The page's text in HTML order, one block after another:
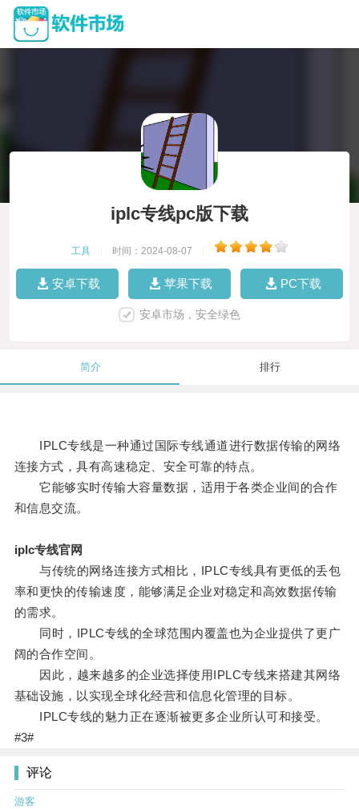
iplc专线pc版下载
工具 时间：2024-08-07
安卓下载 苹果下载 PC下载
安卓市场，安全绿色
简介 排行
IPLC专线是一种通过国际专线通道进行数据传输的网络
连接方式，具有高速稳定、安全可靠的特点。
它能够实时传输大容量数据，适用于各类企业间的合作
和信息交流。
iplc专线官网
与传统的网络连接方式相比，IPLC专线具有更低的丢包
率和更快的传输速度，能够满足企业对稳定和高效数据传输
的需求。
同时，IPLC专线的全球范围内覆盖也为企业提供了更广
阔的合作空间。
因此，越来越多的企业选择使用IPLC专线来搭建其网络
基础设施，以实现全球化经营和信息化管理的目标。
IPLC专线的魅力正在逐渐被更多企业所认可和接受。
#3#
评论
游客